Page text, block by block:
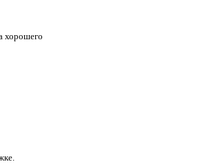
хорошего